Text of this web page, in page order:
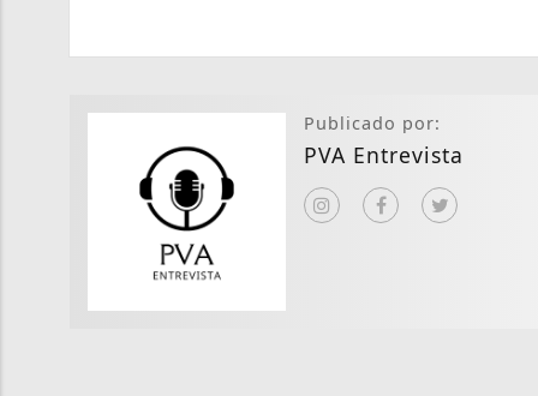
Publicado por:
PVA Entrevista